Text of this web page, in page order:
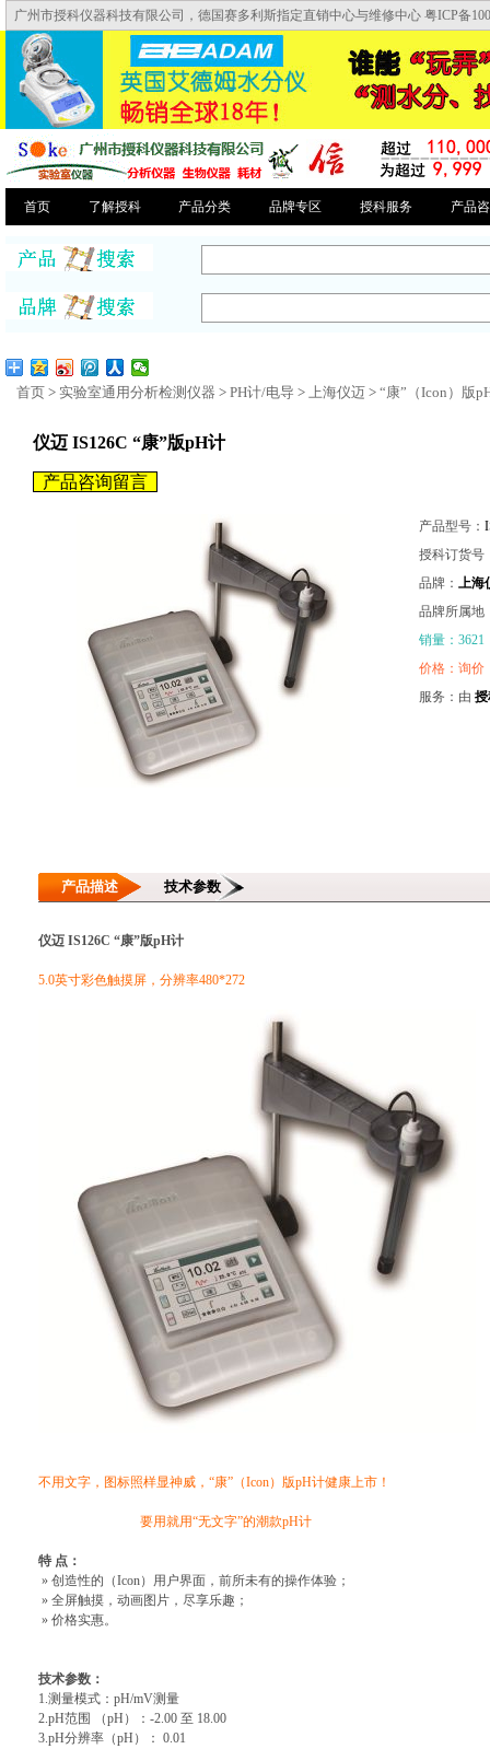
广州市授科仪器科技有限公司，德国赛多利斯指定直销中心与维修中心 粤ICP备
首页 了解授科 产品分类 品牌专区 授科服务 产品
首页> 实验室通用分析检测仪器 > PH计/电导 > 上海仪迈> “康”（Icon）版
仪迈 IS126C “康”版pH计
产品咨询留言
产品型号：
授科订货号
品牌： 上海
品牌所属地
销量：3621
价格：询价
服务：由
产品描述 技术参数
仪迈 IS126C “康”版pH计
5.0英寸彩色触摸屏，分辨率480*272
不用文字，图标照样显神威，“康”（Icon）版pH计健康上市！
要用就用“无文字”的潮款pH计
特 点：
» 创造性的（Icon）用户界面，前所未有的操作体验；
» 全屏触摸，动画图片，尽享乐趣；
» 价格实惠。
技术参数：
1.测量模式：pH/mV测量
2.pH范围 （pH）：-2.00 至 18.00
3.pH分辨率（pH）： 0.01